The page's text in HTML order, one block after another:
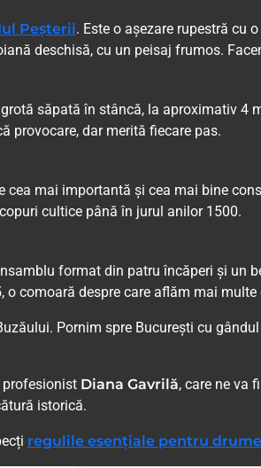
Peșterii. Este o așezare rupestră cu
deschisă, cu un peisaj frumos.
grotă săpată în stâncă, la aproximativ 4
provocare, dar merită fiecare pas.
cea mai importantă și cea mai bine
cultice până în jurul anilor 1500.
format din patru încăperi și un
comoară despre care aflăm mai multe
Pornim spre București cu
Diana Gavrilă, care ne va
istorică.
regulile esențiale pentru